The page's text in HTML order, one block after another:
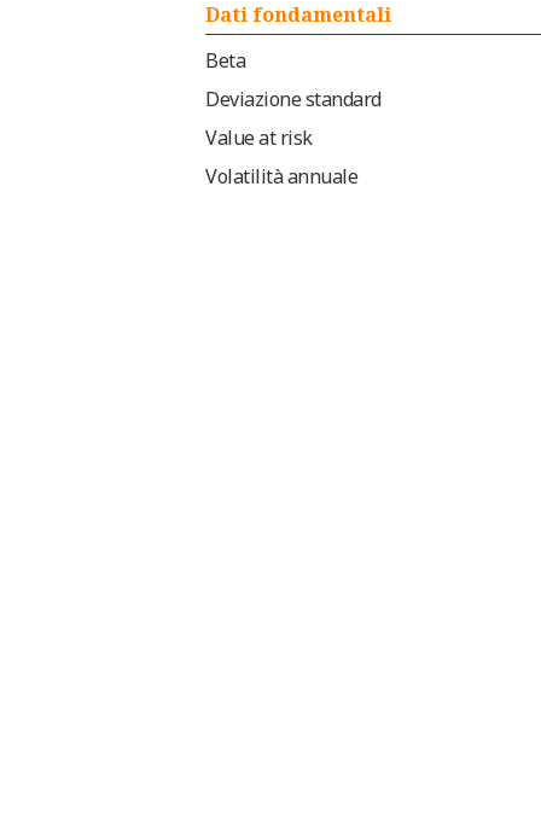
Dati fondamentali
Beta
Deviazione standard
Value at risk
Volatilità annuale